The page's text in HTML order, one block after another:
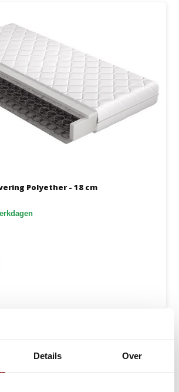
Details Over
Polyether - 18 cm